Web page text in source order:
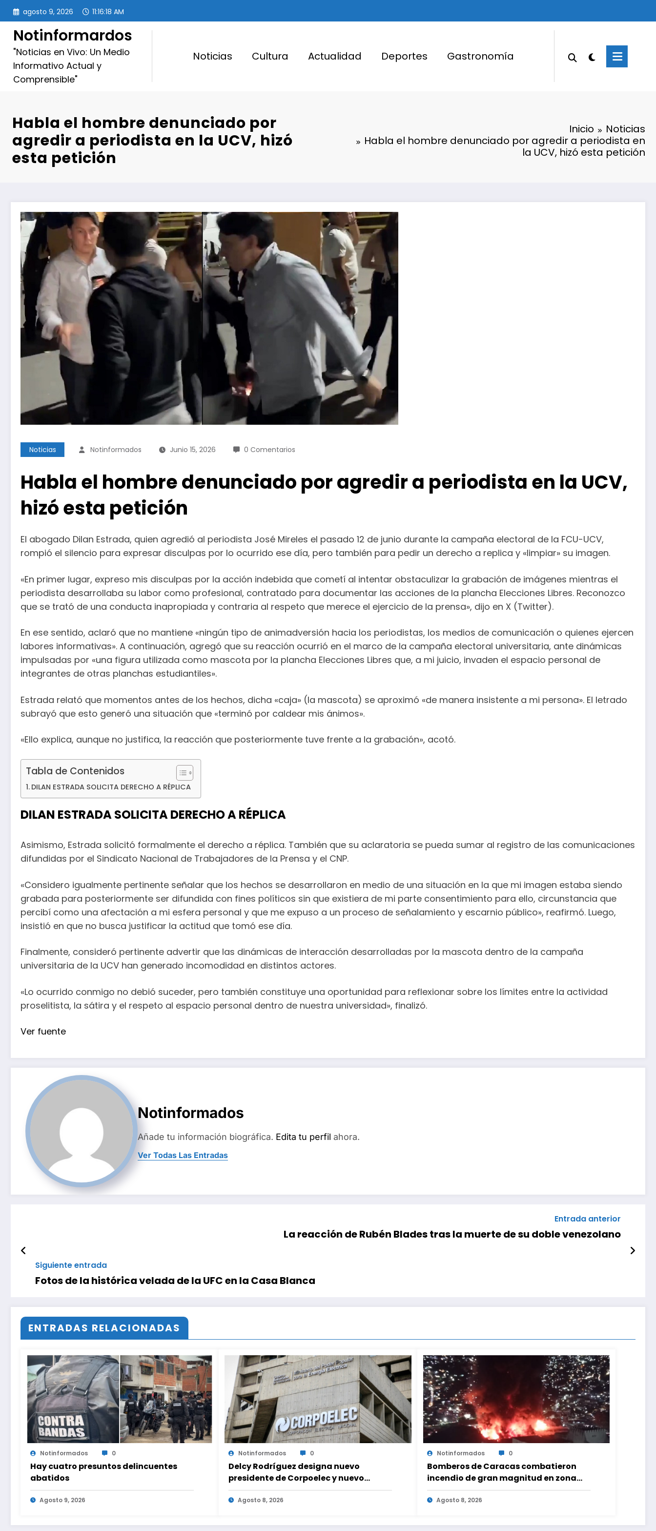
Saltar
contenido
agosto 9, 2026 11:16:19 AM
Notinformardos
"Noticias en Vivo: Un Medio
Informativo Actual y
Comprensible"
Noticias Cultura Actualidad Deportes Gastronomía
Habla el hombre denunciado por
agredir a periodista en la UCV, hizó
esta petición
Inicio
Noticias
Habla el hombre denunciado por agredir a periodista en
la UCV, hizó esta petición
Noticias Notinformados Junio 15, 2026 0 Comentarios
Habla el hombre denunciado por agredir a periodista en la UCV,
hizó esta petición
El abogado Dilan Estrada, quien agredió al periodista José Mireles el pasado 12 de junio durante la campaña electoral de la FCU-UCV,
rompió el silencio para expresar disculpas por lo ocurrido ese día, pero también para pedir un derecho a replica y «limpiar» su imagen.
«En primer lugar, expreso mis disculpas por la acción indebida que cometí al intentar obstaculizar la grabación de imágenes mientras el
periodista desarrollaba su labor como profesional, contratado para documentar las acciones de la plancha Elecciones Libres. Reconozco
que se trató de una conducta inapropiada y contraria al respeto que merece el ejercicio de la prensa», dijo en X (Twitter).
En ese sentido, aclaró que no mantiene «ningún tipo de animadversión hacia los periodistas, los medios de comunicación o quienes ejercen
labores informativas». A continuación, agregó que su reacción ocurrió en el marco de la campaña electoral universitaria, ante dinámicas
impulsadas por «una figura utilizada como mascota por la plancha Elecciones Libres que, a mi juicio, invaden el espacio personal de
integrantes de otras planchas estudiantiles».
Estrada relató que momentos antes de los hechos, dicha «caja» (la mascota) se aproximó «de manera insistente a mi persona». El letrado
subrayó que esto generó una situación que «terminó por caldear mis ánimos».
«Ello explica, aunque no justifica, la reacción que posteriormente tuve frente a la grabación», acotó.
Tabla de Contenidos
DILAN ESTRADA SOLICITA DERECHO A RÉPLICA
DILAN ESTRADA SOLICITA DERECHO A RÉPLICA
Asimismo, Estrada solicitó formalmente el derecho a réplica. También que su aclaratoria se pueda sumar al registro de las comunicaciones
difundidas por el Sindicato Nacional de Trabajadores de la Prensa y el CNP.
«Considero igualmente pertinente señalar que los hechos se desarrollaron en medio de una situación en la que mi imagen estaba siendo
grabada para posteriormente ser difundida con fines políticos sin que existiera de mi parte consentimiento para ello, circunstancia que
percibí como una afectación a mi esfera personal y que me expuso a un proceso de señalamiento y escarnio público», reafirmó. Luego,
insistió en que no busca justificar la actitud que tomó ese día.
Finalmente, consideró pertinente advertir que las dinámicas de interacción desarrolladas por la mascota dentro de la campaña
universitaria de la UCV han generado incomodidad en distintos actores.
«Lo ocurrido conmigo no debió suceder, pero también constituye una oportunidad para reflexionar sobre los límites entre la actividad
proselitista, la sátira y el respeto al espacio personal dentro de nuestra universidad», finalizó.
Ver fuente
Notinformados
Añade tu información biográfica. Edita tu perfil ahora.
Ver Todas Las Entradas
Entrada anterior
La reacción de Rubén Blades tras la muerte de su doble venezolano
Siguiente entrada
Fotos de la histórica velada de la UFC en la Casa Blanca
ENTRADAS RELACIONADAS
Notinformados 0
Hay cuatro presuntos delincuentes
abatidos
Agosto 9, 2026
Notinformados 0
Delcy Rodríguez designa nuevo
presidente de Corpoelec y nuevo
viceministro de Servicios Eléctricos
Agosto 8, 2026
Notinformados 0
Bomberos de Caracas combatieron
incendio de gran magnitud en zona
industrial de El Llanito
Agosto 8, 2026